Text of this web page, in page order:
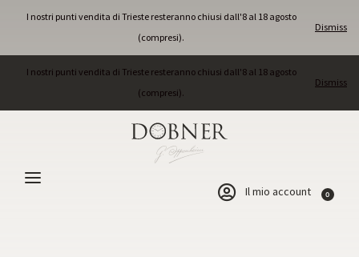
I nostri punti vendita di Trieste resteranno chiusi dall'8 al 18 agosto
(compresi).
Dismiss
I nostri punti vendita di Trieste resteranno chiusi dall'8 al 18 agosto
(compresi).
Dismiss
Il mio account 0